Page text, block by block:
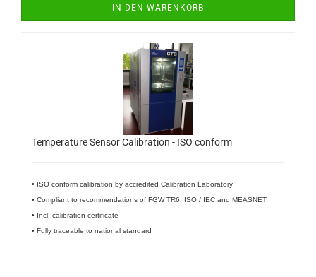
IN DEN WARENKORB
Temperature Sensor Calibration - ISO conform
• ISO conform calibration by accredited Calibration Laboratory
• Compliant to recommendations of FGW TR6, ISO / IEC and MEASNET
• Incl. calibration certificate
• Fully traceable to national standard